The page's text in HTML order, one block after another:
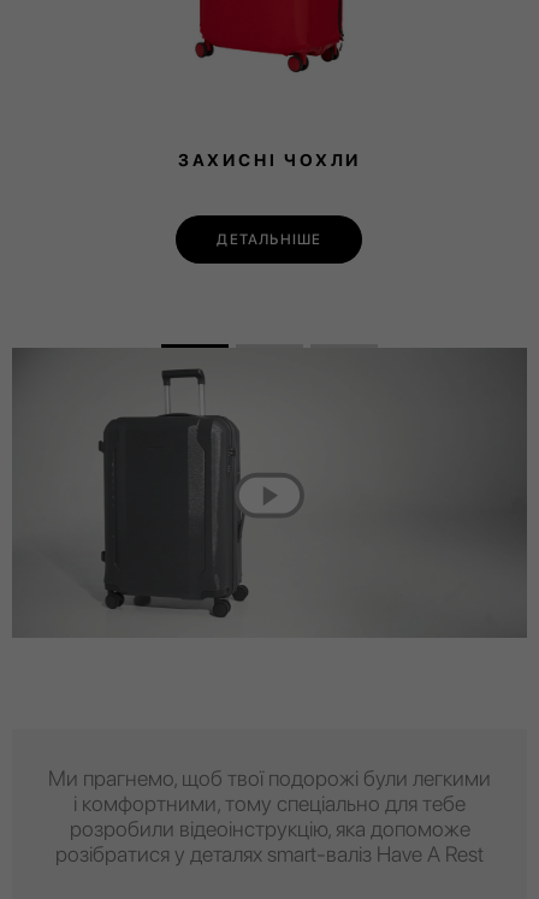
ЗАХИСНІ ЧОХЛИ
ДЕТАЛЬНІШЕ
Ми прагнемо, щоб твої подорожі були легкими
і комфортними, тому спеціально для тебе
розробили відеоінструкцію, яка допоможе
розібратися у деталях smart-валіз Have A Rest